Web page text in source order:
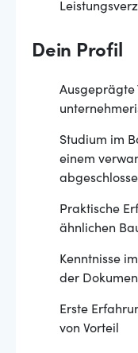
Dein Profil
Ausgeprägte
Studium im
einem
Praktische
ähnlichen
Kenntnisse
der
Erste
von Vorteil